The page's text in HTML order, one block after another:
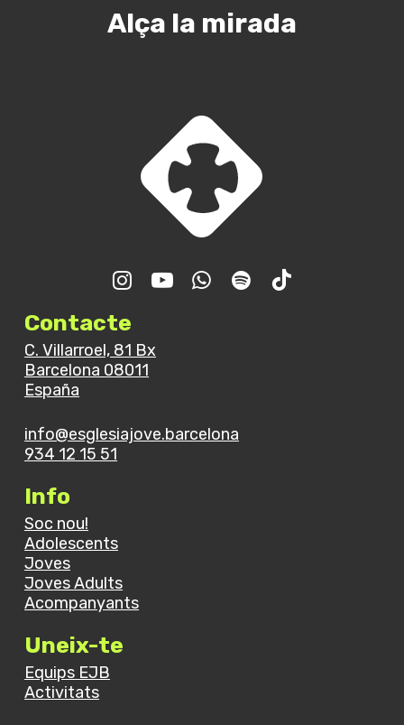
Trobada GJR – Final de
curs
Alça la mirada
Contacte
C. Villarroel, 81 Bx
Barcelona 08011
España
info@esglesiajove.barcelona
934 12 15 51
Info
Soc nou!
Adolescents
Joves
Joves Adults
Acompanyants
Uneix-te
Equips EJB
Activitats